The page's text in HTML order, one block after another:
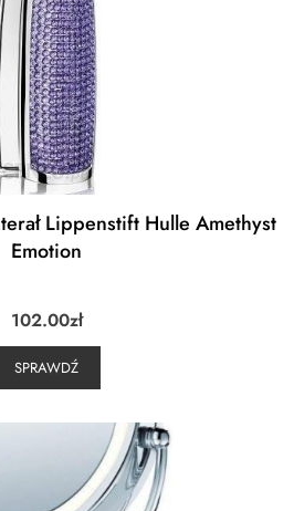
Lippenstift Hulle Amethyst
Emotion
102.00zł
SPRAWDŹ